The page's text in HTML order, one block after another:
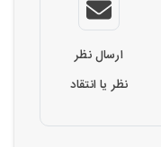
ارسال نظر
نظر یا انتقاد